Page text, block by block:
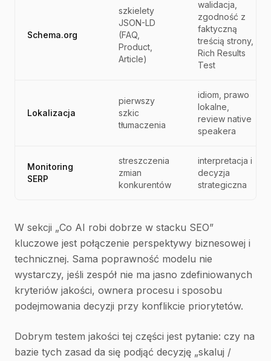
Schema.org
szkielety
JSON-LD
(FAQ,
Product,
Article)
walidacja,
zgodność z
faktyczną
treścią strony,
Rich Results
Test
Lokalizacja
pierwszy
szkic
tłumaczenia
idiom, prawo
lokalne,
review native
speakera
Monitoring
SERP
streszczenia
zmian
konkurentów
interpretacja i
decyzja
strategiczna
W sekcji „Co AI robi dobrze w stacku SEO”
kluczowe jest połączenie perspektywy biznesowej i
technicznej. Sama poprawność modelu nie
wystarczy, jeśli zespół nie ma jasno zdefiniowanych
kryteriów jakości, ownera procesu i sposobu
podejmowania decyzji przy konflikcie priorytetów.
Dobrym testem jakości tej części jest pytanie: czy na
bazie tych zasad da się podjąć decyzję „skaluj /